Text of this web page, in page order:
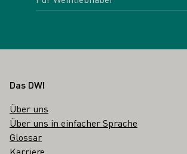
Fußbereich
Das DWI
Über uns
Über uns in einfacher Sprache
Glossar
Karriere